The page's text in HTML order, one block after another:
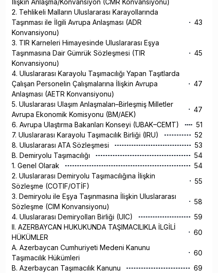
İlişkin Anlaşma/Konvansiyon (CMR Konvansiyonu)
2. Tehlikeli Malların Uluslararası Karayollarında
Taşınması ile İlgili Avrupa Anlaşması (ADR
Konvansiyonu)
43
3. TIR Karneleri Himayesinde Uluslararası Eşya
Taşınmasına Dair Gümrük Sözleşmesi (TIR
Konvansiyonu)
45
4. Uluslararası Karayolu Taşımacılığı Yapan Taşıtlarda
Çalışan Personelin Çalışmalarına İlişkin Avrupa
Anlaşması (AETR Konvansiyonu)
47
5. Uluslararası Ulaşım Anlaşmaları–Birleşmiş Milletler
Avrupa Ekonomik Komisyonu (BM/AEK)
47
6. Avrupa Ulaştırma Bakanları Konseyi (UBAK–CEMT)
51
7. Uluslararası Karayolu Taşımacılık Birliği (IRU)
52
8. Uluslararası ATA Sözleşmesi
53
B. Demiryolu Taşımacılığı
54
1. Genel Olarak
54
2. Uluslararası Demiryolu Taşımacılığına İlişkin
Sözleşme (COTIF/OTİF)
55
3. Demiryolu ile Eşya Taşınmasına İlişkin Uluslararası
Sözleşme (CIM Konvansiyonu)
58
4. Uluslararası Demiryolları Birliği (UIC)
59
II. AZERBAYCAN HUKUKUNDA TAŞIMACILIKLA İLGİLİ
HÜKÜMLER
60
A. Azerbaycan Cumhuriyeti Medeni Kanunu
Taşımacılık Hükümleri
60
B. Azerbaycan Taşımacılık Kanunu
69